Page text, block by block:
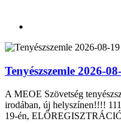
Tenyészszemle 2026-
A MEOE Szövetség
irodában, új helyszínen!!!!
19-én,